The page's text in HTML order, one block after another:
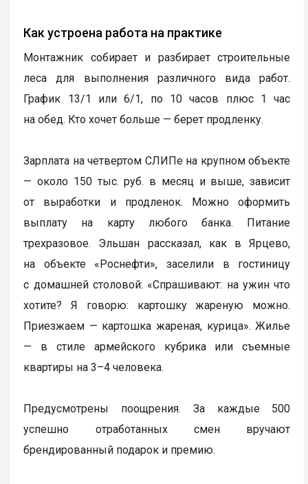
Как устроена работа на практике
Монтажник собирает и разбирает строительные
леса для выполнения различного вида работ.
График 13/1 или 6/1, по 10 часов плюс 1 час
на обед. Кто хочет больше — берет продленку.
Зарплата на четвертом СЛИПе на крупном объекте
— около 150 тыс. руб. в месяц и выше, зависит
от выработки и продленок. Можно оформить
выплату на карту любого банка. Питание
трехразовое. Эльшан рассказал, как в Ярцево,
на объекте «Роснефти», заселили в гостиницу
с домашней столовой: «Спрашивают: на ужин что
хотите? Я говорю: картошку жареную можно.
Приезжаем — картошка жареная, курица». Жилье
— в стиле армейского кубрика или съемные
квартиры на 3–4 человека.
Предусмотрены поощрения. За каждые 500
успешно отработанных смен вручают
брендированный подарок и премию.